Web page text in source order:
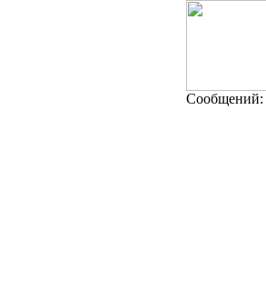
Сообщений: